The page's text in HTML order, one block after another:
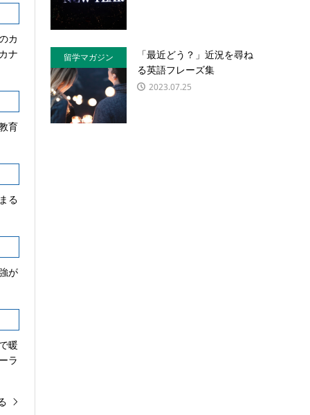
カ
ナ
育
る
が
暖
ラ
留学マガジン
「最近どう？」近況を尋ね
る英語フレーズ集
2023.07.25